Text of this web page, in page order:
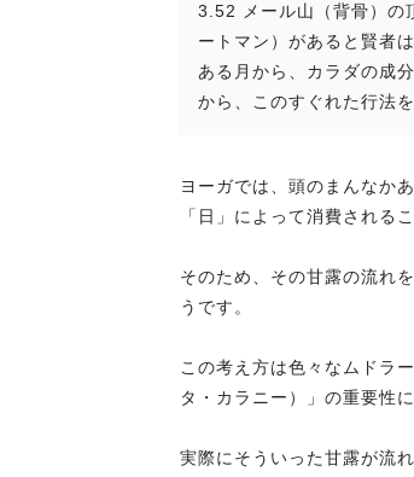
3.52 メール山（背骨）の
ートマン）があると賢者
ある月から、カラダの成
から、このすぐれた行法
ヨーガでは、頭のまんなか
「日」によって消費される
そのため、その甘露の流れ
うです。
この考え方は色々なムドラ
タ・カラニー）」の重要性
実際にそういった甘露が流